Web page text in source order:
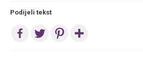
Podijeli tekst